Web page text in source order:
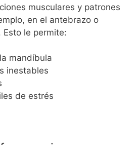
musculares y patrones
en el antebrazo o
le permite:
mandíbula
inestables
de estrés